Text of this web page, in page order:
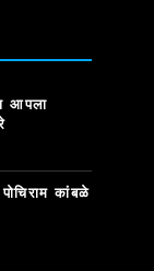
आपला
कांबळे